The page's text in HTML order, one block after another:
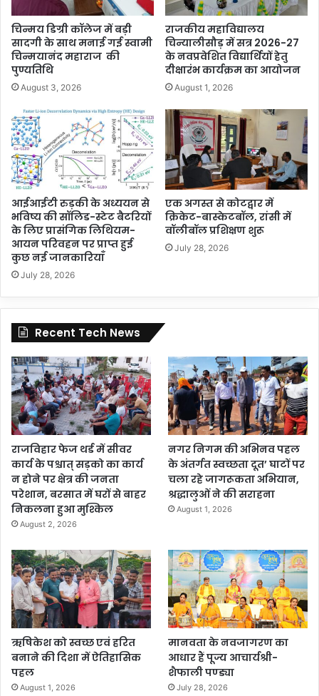
चिन्मय डिग्री कॉलेज में बड़ी
सादगी के साथ मनाई गई स्वामी
चिन्मयानंद महाराज की
पुण्यतिथि
August 3, 2026
राजकीय महाविद्यालय
चिन्यालीसौड़ में सत्र 2026-27
के नवप्रवेशित विद्यार्थियों हेतु
दीक्षारंभ कार्यक्रम का आयोजन
August 1, 2026
आईआईटी रुड़की के अध्ययन से
भविष्य की सॉलिड-स्टेट बैटरियों
के लिए प्रासंगिक लिथियम-
आयन परिवहन पर प्राप्त हुई
कुछ नई जानकारियाँ
July 28, 2026
एक अगस्त से कोटद्वार में
क्रिकेट-बास्केटबॉल, रांसी में
वॉलीबॉल प्रशिक्षण शुरू
July 28, 2026
Recent Tech News
राजविहार फेज थर्ड में सीवर
कार्य के पश्चात् सड़को का कार्य
न होने पर क्षेत्र की जनता
परेशान, बरसात में घरों से बाहर
निकलना हुआ मुश्किल
August 2, 2026
नगर निगम की अभिनव पहल
के अंतर्गत स्वच्छता दूत’ घाटों पर
चला रहे जागरूकता अभियान,
श्रद्धालुओं ने की सराहना
August 1, 2026
ऋषिकेश को स्वच्छ एवं हरित
बनाने की दिशा में ऐतिहासिक
पहल
August 1, 2026
मानवता के नवजागरण का
आधार हैं पूज्य आचार्यश्री-
शैफाली पण्ड्या
July 28, 2026